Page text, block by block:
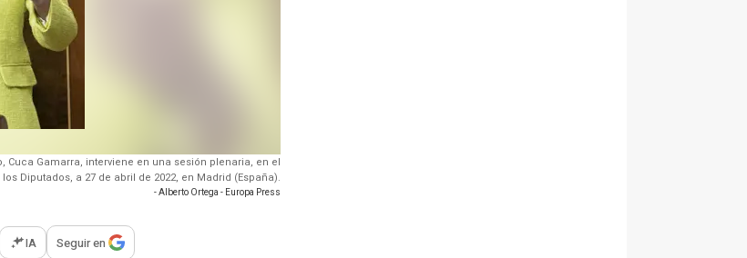
Cuca Gamarra, interviene en una sesión plenaria, en el
Diputados, a 27 de abril de 2022, en Madrid (España).
- Alberto Ortega - Europa Press
opciones para compartir
IA Seguir en